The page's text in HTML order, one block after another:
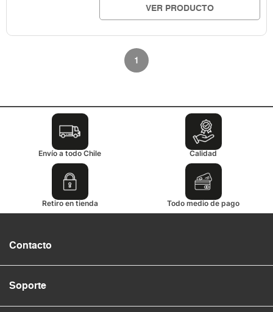
VER PRODUCTO
1
Envío a todo Chile Calidad
Retiro en tienda Todo medio de pago
Contacto
Soporte